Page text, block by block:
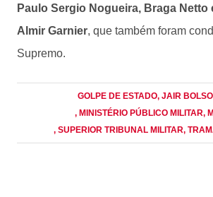
Paulo Sergio Nogueira, Braga Netto
Almir Garnier, que também foram
Supremo.
GOLPE DE ESTADO, JAIR
, MINISTÉRIO PÚBLICO MILITAR,
, SUPERIOR TRIBUNAL MILITAR,